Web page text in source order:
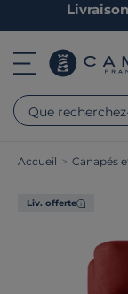
Que
Accueil > Canapés
Liv. offerte